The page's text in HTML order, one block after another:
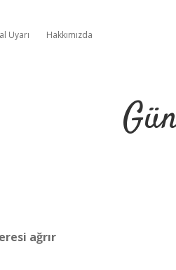
Uyarı Hakkımızda
ağrır